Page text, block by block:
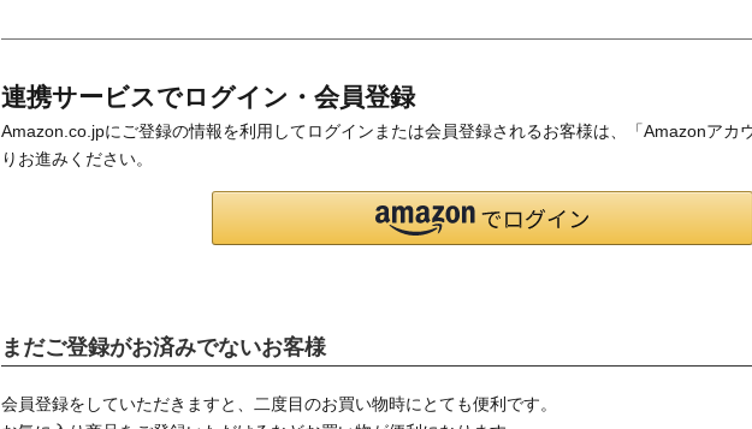
連携サービスでログイン・会員登録
Amazon.co.jpにご登録の情報を利用してログインまたは会員登録されるお客様は、「Amazonアカ
りお進みください。
まだご登録がお済みでないお客様
会員登録をしていただきますと、二度目のお買い物時にとても便利です。